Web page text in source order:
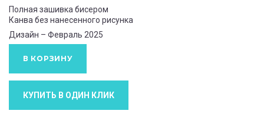
Полная зашивка бисером
Канва без нанесенного рисунка
Дизайн – Февраль 2025
В КОРЗИНУ
КУПИТЬ В ОДИН КЛИК